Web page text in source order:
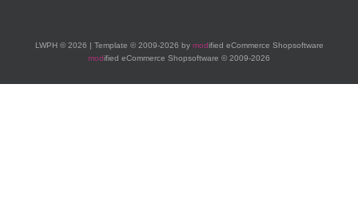
LWPH © 2026 | Template © 2009-2026 by modified eCommerce Shopsoftware
modified eCommerce Shopsoftware © 2009-2026